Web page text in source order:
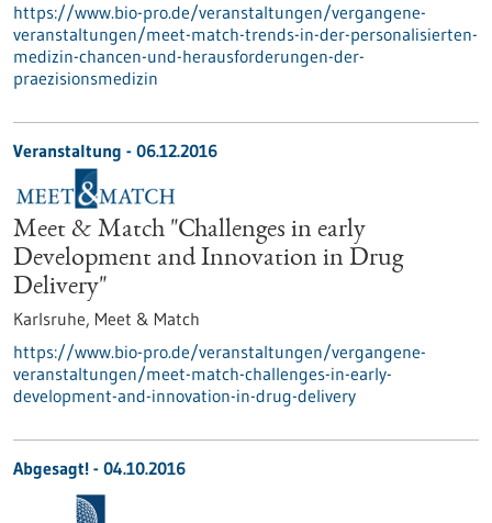
https://www.bio-pro.de/veranstaltungen/vergangene-
veranstaltungen/meet-match-trends-in-der-personalisierten-
medizin-chancen-und-herausforderungen-der-
praezisionsmedizin
Veranstaltung - 06.12.2016
Meet & Match "Challenges in early
Development and Innovation in Drug
Delivery"
Karlsruhe, Meet & Match
https://www.bio-pro.de/veranstaltungen/vergangene-
veranstaltungen/meet-match-challenges-in-early-
development-and-innovation-in-drug-delivery
Abgesagt! - 04.10.2016